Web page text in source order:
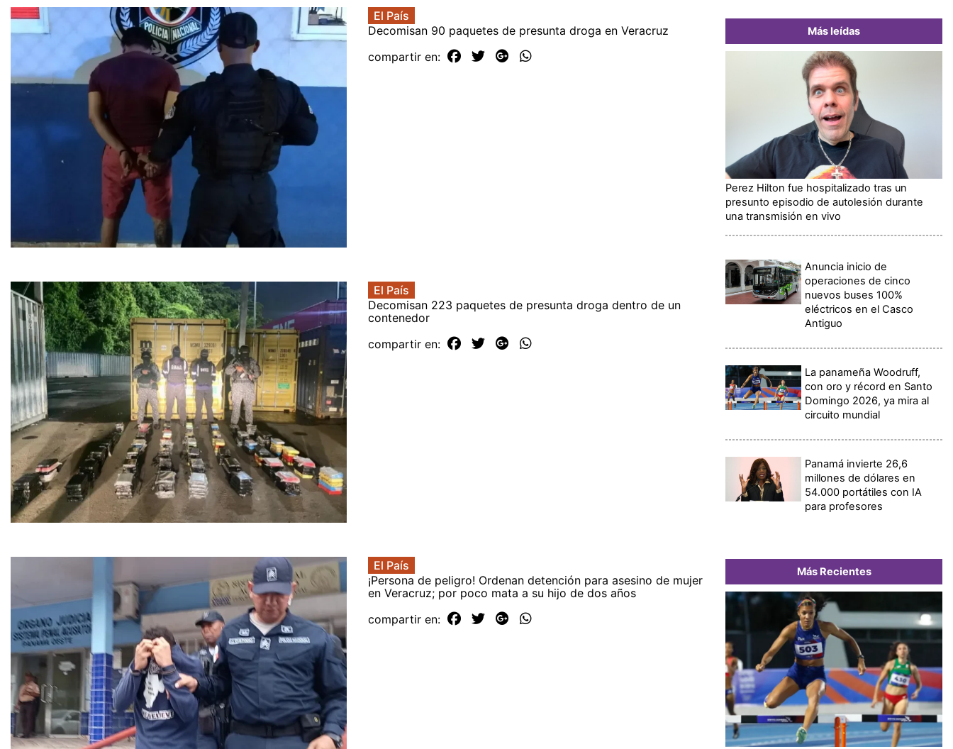
El País
Decomisan 90 paquetes de presunta droga en Veracruz
compartir en:
El País
Decomisan 223 paquetes de presunta droga dentro de un
contenedor
compartir en:
El País
¡Persona de peligro! Ordenan detención para asesino de mujer
en Veracruz; por poco mata a su hijo de dos años
compartir en:
Más leídas
Perez Hilton fue hospitalizado tras un
presunto episodio de autolesión durante
una transmisión en vivo
Anuncia inicio de
operaciones de cinco
nuevos buses 100%
eléctricos en el Casco
Antiguo
La panameña Woodruff,
con oro y récord en Santo
Domingo 2026, ya mira al
circuito mundial
Panamá invierte 26,6
millones de dólares en
54.000 portátiles con IA
para profesores
Más Recientes